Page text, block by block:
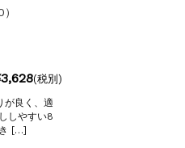
(税別)
が良く、適
しやすい8
[…]